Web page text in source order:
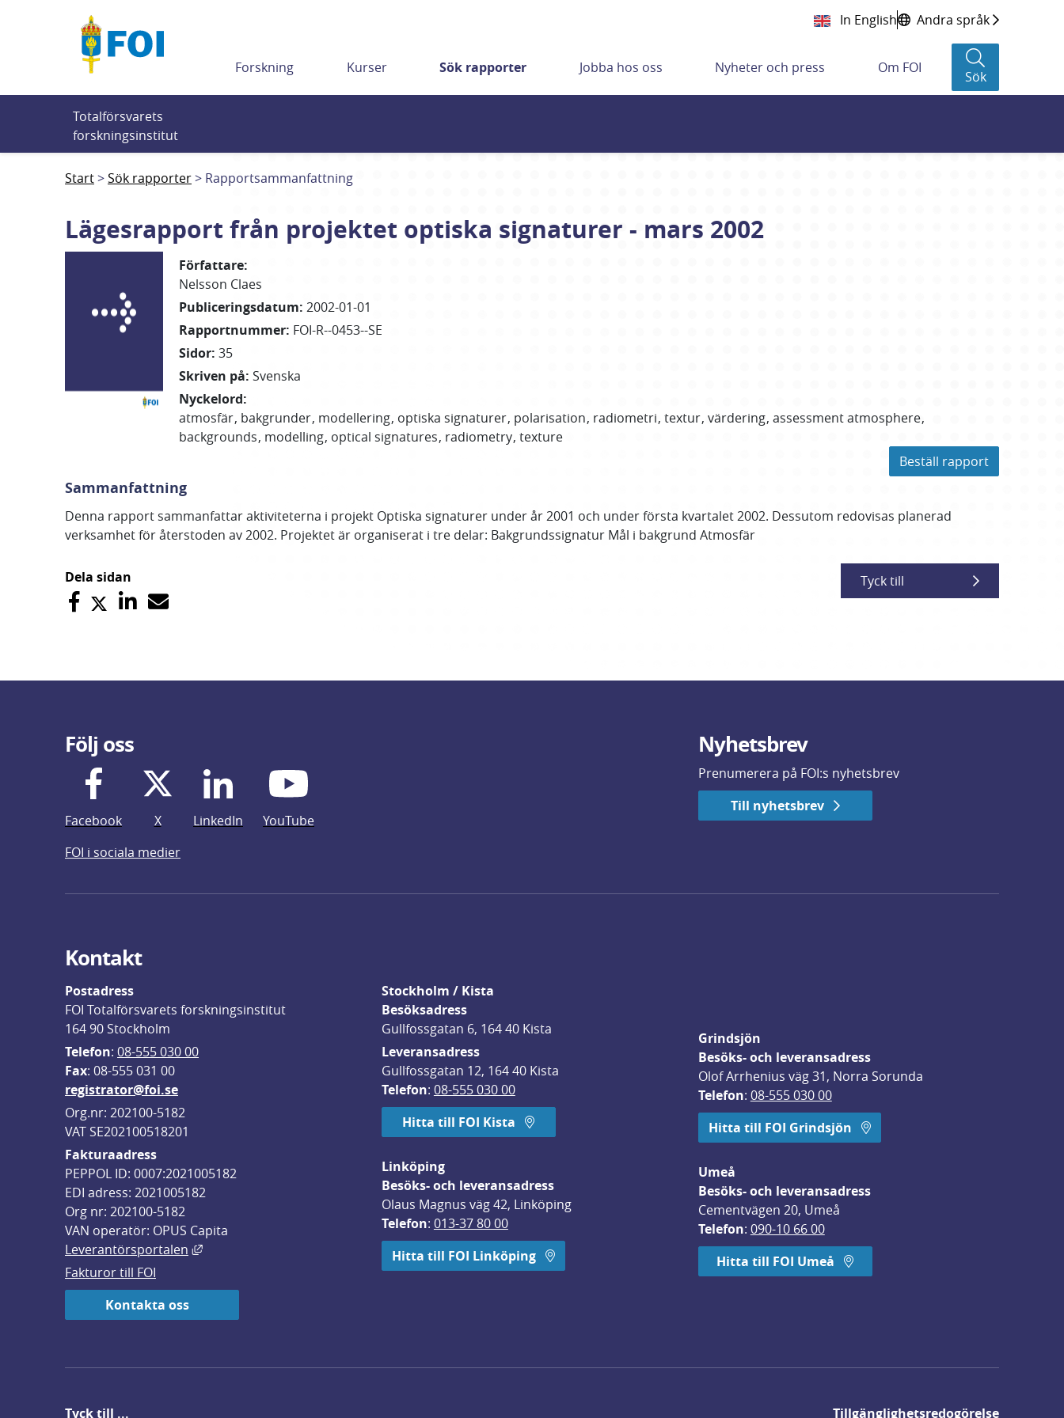
In English Andra språk
Forskning Kurser Sök rapporter Jobba hos oss Nyheter och press Om FOI
Sök
Totalförsvarets
forskningsinstitut
Start Sök rapporter Rapportsammanfattning
Lägesrapport från projektet optiska signaturer - mars 2002
Författare:
Nelsson Claes
Publiceringsdatum: 2002-01-01
Rapportnummer: FOI-R--0453--SE
Sidor: 35
Skriven på: Svenska
Nyckelord:
atmosfär bakgrunder modellering optiska signaturer polarisation radiometri textur värdering assessment atmosphere
backgrounds modelling optical signatures radiometry texture
Beställ rapport
Sammanfattning
Denna rapport sammanfattar aktiviteterna i projekt Optiska signaturer under år 2001 och under första kvartalet 2002. Dessutom redovisas planerad
verksamhet för återstoden av 2002. Projektet är organiserat i tre delar: Bakgrundssignatur Mål i bakgrund Atmosfär
Dela sidan Tyck till
Följ oss
Facebook X LinkedIn
YouTube
FOI i sociala medier
Nyhetsbrev
Prenumerera på FOI:s nyhetsbrev
Till nyhetsbrev
Kontakt
Postadress
FOI Totalförsvarets forskningsinstitut
164 90 Stockholm
Telefon: 08-555 030 00
Fax: 08-555 031 00
registrator@foi.se
Org.nr: 202100-5182
VAT SE202100518201
Fakturaadress
PEPPOL ID: 0007:2021005182
EDI adress: 2021005182
Org nr: 202100-5182
VAN operatör: OPUS Capita
Leverantörsportalen
Länk till annan webbplats, öppnas i nytt fönster.
Fakturor till FOI
Kontakta oss
Stockholm / Kista
Besöksadress
Gullfossgatan 6, 164 40 Kista
Leveransadress
Gullfossgatan 12, 164 40 Kista
Telefon: 08-555 030 00
Hitta till FOI Kista
Linköping
Besöks- och leveransadress
Olaus Magnus väg 42, Linköping
Telefon: 013-37 80 00
Hitta till FOI Linköping
Grindsjön
Besöks- och leveransadress
Olof Arrhenius väg 31, Norra Sorunda
Telefon: 08-555 030 00
Hitta till FOI Grindsjön
Umeå
Besöks- och leveransadress
Cementvägen 20, Umeå
Telefon: 090-10 66 00
Hitta till FOI Umeå
Tyck till ... Tillgänglighetsredogörelse